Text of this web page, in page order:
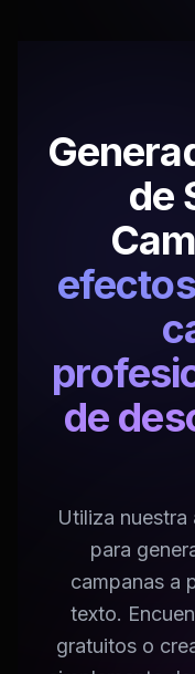
de
de
Utiliza
para
campanas a
texto.
gratuitos o